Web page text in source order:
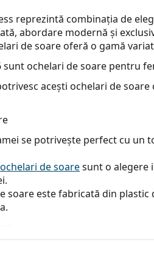
reprezintă combinația de
abordare modernă și
de soare oferă o gamă
sunt ochelari de soare pentru
acești ochelari de
se potrivește perfect cu un
de soaresunt o alegere
soare este fabricată din
ușor lumina albastră,